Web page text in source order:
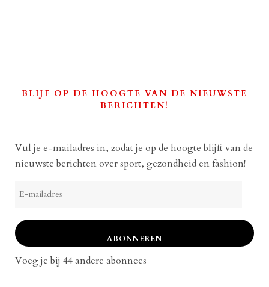
BLIJF OP DE HOOGTE VAN DE NIEUWSTE
BERICHTEN!
Vul je e-mailadres in, zodat je op de hoogte blijft van de
nieuwste berichten over sport, gezondheid en fashion!
mailadres
ABONNEREN
Voeg je bij 44 andere abonnees